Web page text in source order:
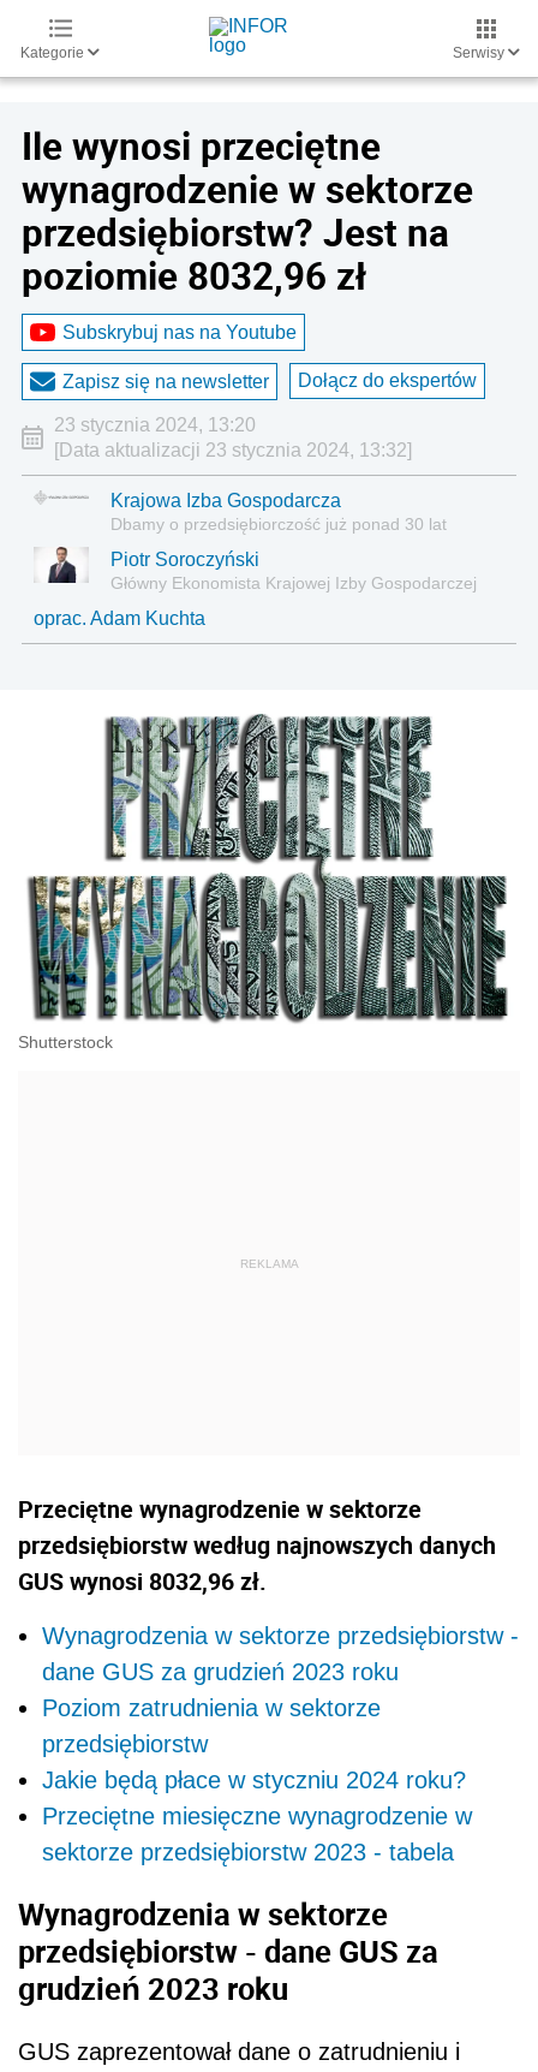
Kategorie Serwisy
Ile wynosi przeciętne
wynagrodzenie w sektorze
przedsiębiorstw? Jest na
poziomie 8032,96 zł
Subskrybuj nas na Youtube
Zapisz się na newsletter Dołącz do ekspertów
23 stycznia 2024, 13:20
[Data aktualizacji 23 stycznia 2024, 13:32]
Krajowa Izba Gospodarcza
Dbamy o przedsiębiorczość już ponad 30 lat
Piotr Soroczyński
Główny Ekonomista Krajowej Izby Gospodarczej
oprac. Adam Kuchta
Shutterstock
Przeciętne wynagrodzenie w sektorze
przedsiębiorstw według najnowszych danych
GUS wynosi 8032,96 zł.
Wynagrodzenia w sektorze przedsiębiorstw -
dane GUS za grudzień 2023 roku
Poziom zatrudnienia w sektorze
przedsiębiorstw
Jakie będą płace w styczniu 2024 roku?
Przeciętne miesięczne wynagrodzenie w
sektorze przedsiębiorstw 2023 - tabela
Wynagrodzenia w sektorze
przedsiębiorstw - dane GUS za
grudzień 2023 roku
GUS zaprezentował dane o zatrudnieniu i